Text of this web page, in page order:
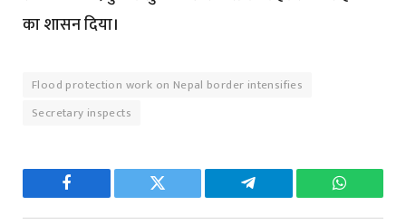
का शासन दिया।
Flood protection work on Nepal border intensifies
Secretary inspects
Facebook Twitter Telegram